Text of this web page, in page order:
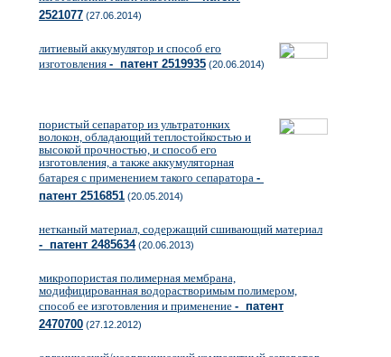
2521077 (27.06.2014)
литиевый аккумулятор и способ его
изготовления - патент 2519935 (20.06.2014)
пористый сепаратор из ультратонких
волокон, обладающий теплостойкостью и
высокой прочностью, и способ его
изготовления, а также аккумуляторная
батарея с применением такого сепаратора -
патент 2516851 (20.05.2014)
нетканый материал, содержащий сшивающий материал
- патент 2485634(20.06.2013)
микропористая полимерная мембрана,
модифицированная водорастворимым полимером,
способ ее изготовления и применение - патент
2470700 (27.12.2012)